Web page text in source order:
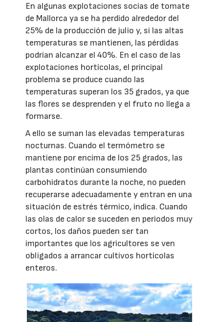
En algunas explotaciones socias de tomate
de Mallorca ya se ha perdido alrededor del
25% de la producción de julio y, si las altas
temperaturas se mantienen, las pérdidas
podrían alcanzar el 40%. En el caso de las
explotaciones hortícolas, el principal
problema se produce cuando las
temperaturas superan los 35 grados, ya que
las flores se desprenden y el fruto no llega a
formarse.
A ello se suman las elevadas temperaturas
nocturnas. Cuando el termómetro se
mantiene por encima de los 25 grados, las
plantas continúan consumiendo
carbohidratos durante la noche, no pueden
recuperarse adecuadamente y entran en una
situación de estrés térmico, indica. Cuando
las olas de calor se suceden en periodos muy
cortos, los daños pueden ser tan
importantes que los agricultores se ven
obligados a arrancar cultivos hortícolas
enteros.